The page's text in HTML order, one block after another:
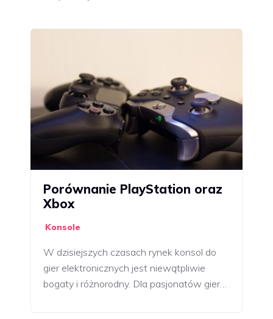
Porównanie PlayStation oraz
Xbox
Konsole
W dzisiejszych czasach rynek konsol do
gier elektronicznych jest niewątpliwie
bogaty i różnorodny. Dla pasjonatów gier…